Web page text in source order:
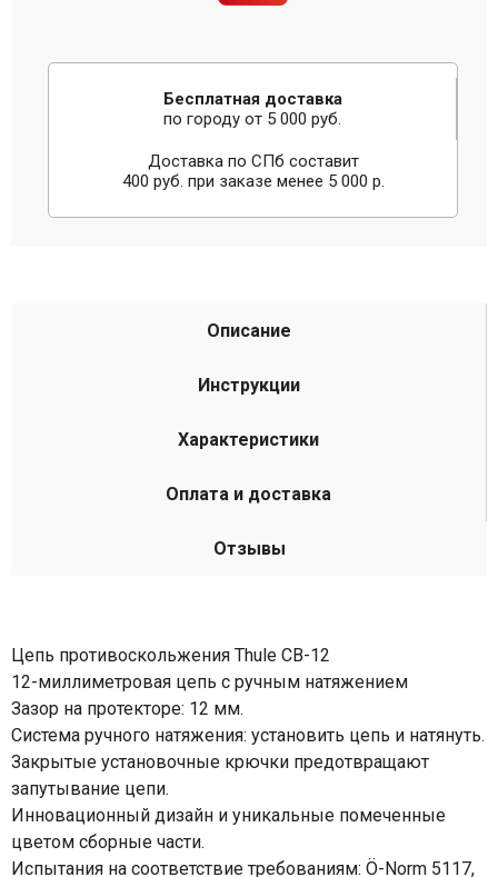
Бесплатная доставка
по городу от 5 000 руб.
Доставка по СПб составит
400 руб. при заказе менее 5 000 р.
Описание
Инструкции
Характеристики
Оплата и доставка
Отзывы
Цепь противоскольжения Thule CB-12
12-миллиметровая цепь с ручным натяжением
Зазор на протекторе: 12 мм.
Система ручного натяжения: установить цепь и натянуть.
Закрытые установочные крючки предотвращают
запутывание цепи.
Инновационный дизайн и уникальные помеченные
цветом сборные части.
Испытания на соответствие требованиям: Ö-Norm 5117,